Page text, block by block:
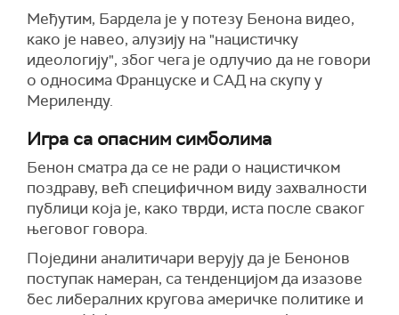
Међутим, Бардела је у потезу Бенона видео,
како је навео, алузију на "нацистичку
идеологију", због чега је одлучио да не говори
о односима Француске и САД на скупу у
Мериленду.
Игра са опасним симболима
Бенон сматра да се не ради о нацистичком
поздраву, већ специфичном виду захвалности
публици која је, како тврди, иста после сваког
његовог говора.
Поједини аналитичари верују да је Бенонов
поступак намеран, са тенденцијом да изазове
бес либералних кругова америчке политике и